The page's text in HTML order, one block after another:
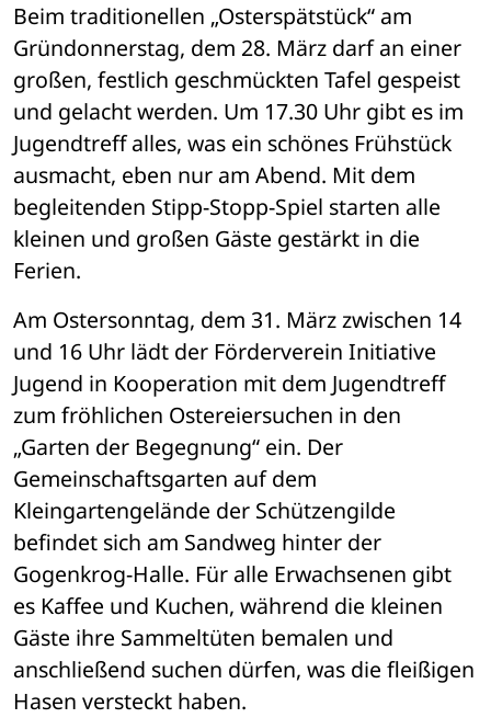
Beim traditionellen „Osterspätstück“ am
Gründonnerstag, dem 28. März darf an einer
großen, festlich geschmückten Tafel gespeist
und gelacht werden. Um 17.30 Uhr gibt es im
Jugendtreff alles, was ein schönes Frühstück
ausmacht, eben nur am Abend. Mit dem
begleitenden Stipp-Stopp-Spiel starten alle
kleinen und großen Gäste gestärkt in die
Ferien.
Am Ostersonntag, dem 31. März zwischen 14
und 16 Uhr lädt der Förderverein Initiative
Jugend in Kooperation mit dem Jugendtreff
zum fröhlichen Ostereiersuchen in den
„Garten der Begegnung“ ein. Der
Gemeinschaftsgarten auf dem
Kleingartengelände der Schützengilde
befindet sich am Sandweg hinter der
Gogenkrog-Halle. Für alle Erwachsenen gibt
es Kaffee und Kuchen, während die kleinen
Gäste ihre Sammeltüten bemalen und
anschließend suchen dürfen, was die fleißigen
Hasen versteckt haben.